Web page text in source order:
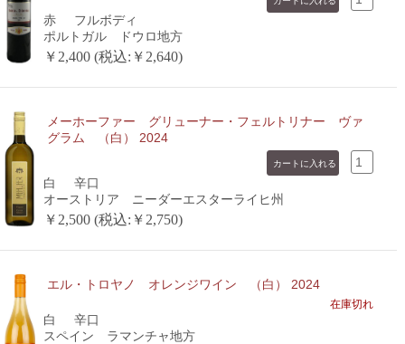
赤
フルボディ
ポルトガル ドウロ地方
￥2,400 (税込:￥2,640)
メーホーファー グリューナー・フェルトリナー ヴァ
グラム （白） 2024
白
辛口
オーストリア ニーダーエスターライヒ州
￥2,500 (税込:￥2,750)
エル・トロヤノ オレンジワイン （白） 2024
在庫切れ
白
辛口
スペイン ラマンチャ地方